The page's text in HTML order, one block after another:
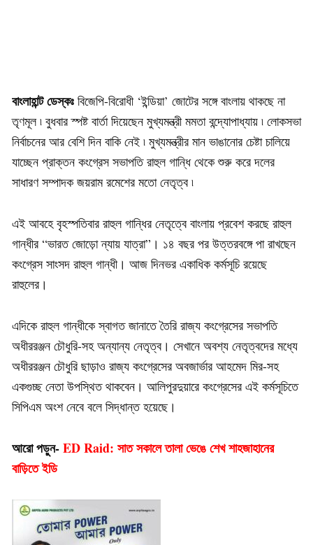
বাংলাহান্ট ডেস্কঃ বিজেপি-বিরোধী ‘ইন্ডিয়া’ জোটের সঙ্গে বাংলায় থাকছে না
তৃণমূল ৷ বুধবার স্পষ্ট বার্তা দিয়েছেন মুখ্যমন্ত্রী মমতা বন্দ্যোপাধ্যায় ৷ লোকসভা
নির্বাচনের আর বেশি দিন বাকি নেই ৷ মুখ্যমন্ত্রীর মান ভাঙানোর চেষ্টা চালিয়ে
যাচ্ছেন প্রাক্তন কংগ্রেস সভাপতি রাহুল গান্ধি থেকে শুরু করে দলের
সাধারণ সম্পাদক জয়রাম রমেশের মতো নেতৃত্ব ৷
এই আবহে বৃহস্পতিবার রাহুল গান্ধির নেতৃত্বে বাংলায় প্রবেশ করছে রাহুল
গান্ধীর “ভারত জোড়ো ন্যায় যাত্রা”। ১৪ বছর পর উত্তরবঙ্গে পা রাখছেন
কংগ্রেস সাংসদ রাহুল গান্ধী। আজ দিনভর একাধিক কর্মসূচি রয়েছে
রাহুলের।
এদিকে রাহুল গান্ধীকে স্বাগত জানাতে তৈরি রাজ্য কংগ্রেসের সভাপতি
অধীররঞ্জন চৌধুরি-সহ অন্যান্য নেতৃত্ব। সেখানে অবশ্য নেতৃত্বদের মধ্যে
অধীররঞ্জন চৌধুরি ছাড়াও রাজ্য কংগ্রেসের অবজার্ভার আহমেদ মির-সহ
একগুচ্ছ নেতা উপস্থিত থাকবেন। আলিপুরদুয়ারে কংগ্রেসের এই কর্মসূচিতে
সিপিএম অংশ নেবে বলে সিদ্ধান্ত হয়েছে।
আরো পড়ুন-ED Raid: সাত সকালে তালা ভেঙে শেখ শাহজাহানের
বাড়িতে ইডি